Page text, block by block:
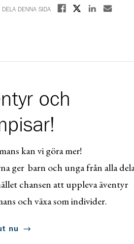
DELA DENNA SIDA Dela på Facebook
Dela på X
Dela påDela med
och
kan vi göra mer!
ger barn och unga från alla
chansen att uppleva äventyr
och växa som individer.
nu